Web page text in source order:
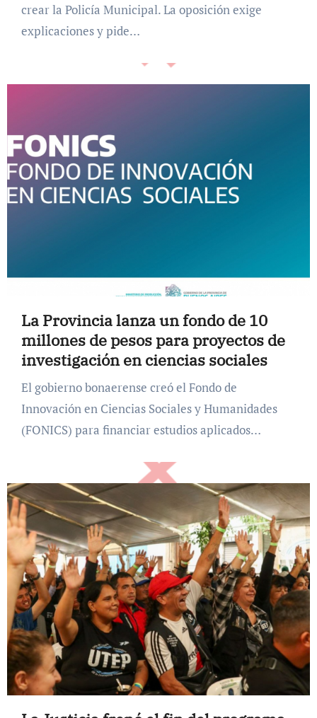
crear la Policía Municipal. La oposición exige
explicaciones y pide…
La Provincia lanza un fondo de 10
millones de pesos para proyectos de
investigación en ciencias sociales
El gobierno bonaerense creó el Fondo de
Innovación en Ciencias Sociales y Humanidades
(FONICS) para financiar estudios aplicados…